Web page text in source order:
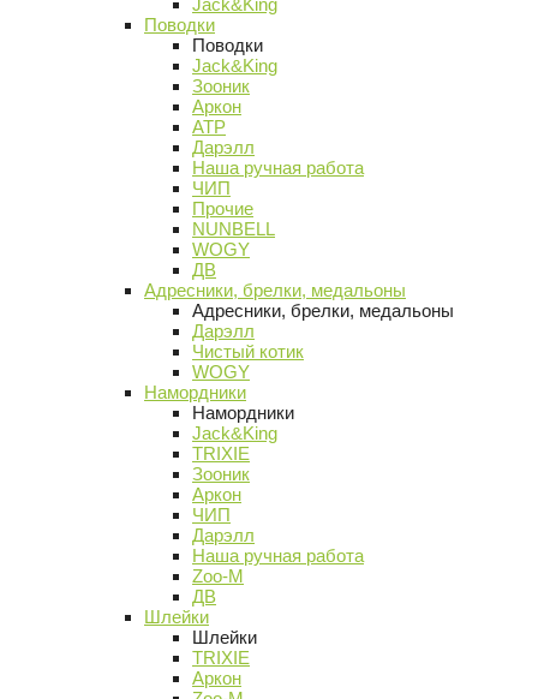
Jack&King
Поводки
Поводки
Jack&King
Зооник
Аркон
АТР
Дарэлл
Наша ручная работа
ЧИП
Прочие
NUNBELL
WOGY
ДВ
Адресники, брелки, медальоны
Адресники, брелки, медальоны
Дарэлл
Чистый котик
WOGY
Намордники
Намордники
Jack&King
TRIXIE
Зооник
Аркон
ЧИП
Дарэлл
Наша ручная работа
Zoo-M
ДВ
Шлейки
Шлейки
TRIXIE
Аркон